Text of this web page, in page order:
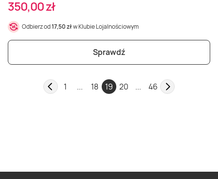
350,00 zł
Odbierz od17,50 złw Klubie Lojalnościowym
Sprawdź
1 ... 18 19 20 ... 46